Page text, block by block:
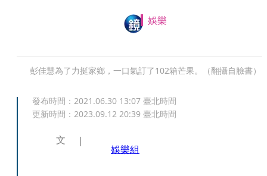
娛樂
彭佳慧為了力挺家鄉，一口氣訂了102箱芒果。（翻攝自臉書）
發布時間： 2021.06.30 13:07 臺北時間
更新時間： 2023.09.12 20:39 臺北時間
文
娛樂組